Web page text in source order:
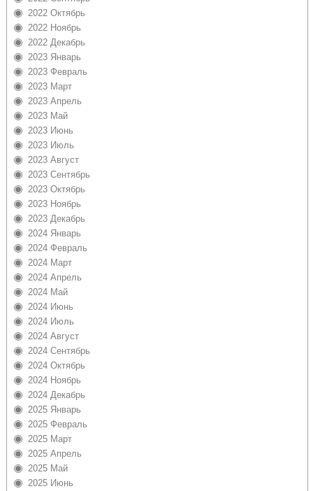
2022 Октябрь
2022 Ноябрь
2022 Декабрь
2023 Январь
2023 Февраль
2023 Март
2023 Апрель
2023 Май
2023 Июнь
2023 Июль
2023 Август
2023 Сентябрь
2023 Октябрь
2023 Ноябрь
2023 Декабрь
2024 Январь
2024 Февраль
2024 Март
2024 Апрель
2024 Май
2024 Июнь
2024 Июль
2024 Август
2024 Сентябрь
2024 Октябрь
2024 Ноябрь
2024 Декабрь
2025 Январь
2025 Февраль
2025 Март
2025 Апрель
2025 Май
2025 Июнь